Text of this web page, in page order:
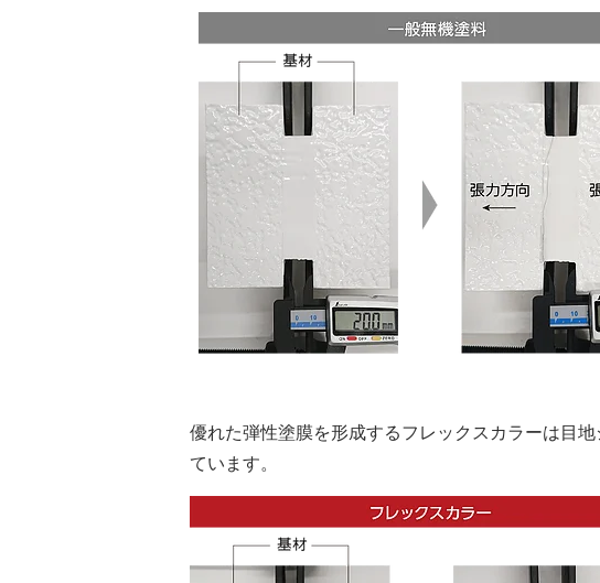
優れた弾性塗膜を形成するフレックスカラーは目
ています。